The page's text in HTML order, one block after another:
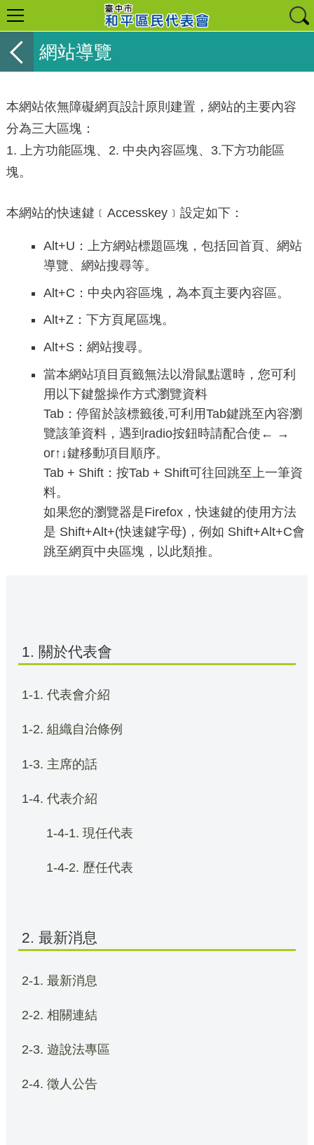
網站導覽
本網站依無障礙網頁設計原則建置，網站的主要內容
分為三大區塊：
1. 上方功能區塊、2. 中央內容區塊、3.下方功能區
塊。
本網站的快速鍵﹝Accesskey﹞設定如下：
Alt+U：上方網站標題區塊，包括回首頁、網站
導覽、網站搜尋等。
Alt+C：中央內容區塊，為本頁主要內容區。
Alt+Z：下方頁尾區塊。
Alt+S：網站搜尋。
當本網站項目頁籤無法以滑鼠點選時，您可利
用以下鍵盤操作方式瀏覽資料
Tab：停留於該標籤後,可利用Tab鍵跳至內容瀏
覽該筆資料，遇到radio按鈕時請配合使← →
or↑↓鍵移動項目順序。
Tab + Shift：按Tab + Shift可往回跳至上一筆資
料。
如果您的瀏覽器是Firefox，快速鍵的使用方法
是 Shift+Alt+(快速鍵字母)，例如 Shift+Alt+C會
跳至網頁中央區塊，以此類推。
1. 關於代表會
1-1. 代表會介紹
1-2. 組織自治條例
1-3. 主席的話
1-4. 代表介紹
1-4-1. 現任代表
1-4-2. 歷任代表
2. 最新消息
2-1. 最新消息
2-2. 相關連結
2-3. 遊說法專區
2-4. 徵人公告